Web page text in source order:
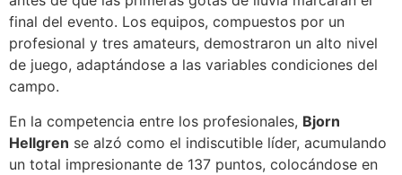
final del evento. Los equipos, compuestos por un
profesional y tres amateurs, demostraron un alto nivel
de juego, adaptándose a las variables condiciones del
campo.
En la competencia entre los profesionales, Bjorn
Hellgren se alzó como el indiscutible líder, acumulando
un total impresionante de 137 puntos, colocándose en